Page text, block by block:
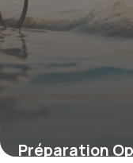
Préparation